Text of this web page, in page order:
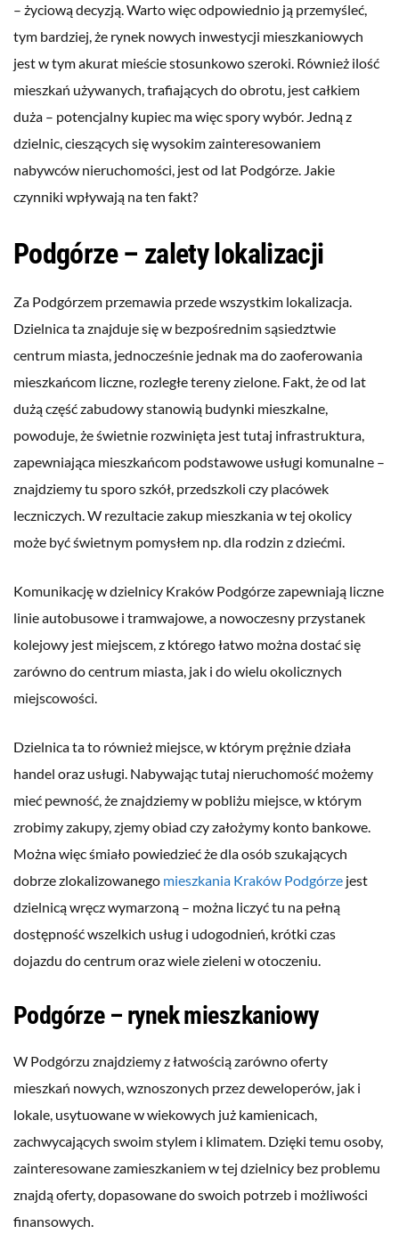
– życiową decyzją. Warto więc odpowiednio ją przemyśleć,
tym bardziej, że rynek nowych inwestycji mieszkaniowych
jest w tym akurat mieście stosunkowo szeroki. Również ilość
mieszkań używanych, trafiających do obrotu, jest całkiem
duża – potencjalny kupiec ma więc spory wybór. Jedną z
dzielnic, cieszących się wysokim zainteresowaniem
nabywców nieruchomości, jest od lat Podgórze. Jakie
czynniki wpływają na ten fakt?
Podgórze – zalety lokalizacji
Za Podgórzem przemawia przede wszystkim lokalizacja.
Dzielnica ta znajduje się w bezpośrednim sąsiedztwie
centrum miasta, jednocześnie jednak ma do zaoferowania
mieszkańcom liczne, rozległe tereny zielone. Fakt, że od lat
dużą część zabudowy stanowią budynki mieszkalne,
powoduje, że świetnie rozwinięta jest tutaj infrastruktura,
zapewniająca mieszkańcom podstawowe usługi komunalne –
znajdziemy tu sporo szkół, przedszkoli czy placówek
leczniczych. W rezultacie zakup mieszkania w tej okolicy
może być świetnym pomysłem np. dla rodzin z dziećmi.
Komunikację w dzielnicy Kraków Podgórze zapewniają liczne
linie autobusowe i tramwajowe, a nowoczesny przystanek
kolejowy jest miejscem, z którego łatwo można dostać się
zarówno do centrum miasta, jak i do wielu okolicznych
miejscowości.
Dzielnica ta to również miejsce, w którym prężnie działa
handel oraz usługi. Nabywając tutaj nieruchomość możemy
mieć pewność, że znajdziemy w pobliżu miejsce, w którym
zrobimy zakupy, zjemy obiad czy założymy konto bankowe.
Można więc śmiało powiedzieć że dla osób szukających
dobrze zlokalizowanego mieszkania Kraków Podgórze jest
dzielnicą wręcz wymarzoną – można liczyć tu na pełną
dostępność wszelkich usług i udogodnień, krótki czas
dojazdu do centrum oraz wiele zieleni w otoczeniu.
Podgórze – rynek mieszkaniowy
W Podgórzu znajdziemy z łatwością zarówno oferty
mieszkań nowych, wznoszonych przez deweloperów, jak i
lokale, usytuowane w wiekowych już kamienicach,
zachwycających swoim stylem i klimatem. Dzięki temu osoby,
zainteresowane zamieszkaniem w tej dzielnicy bez problemu
znajdą oferty, dopasowane do swoich potrzeb i możliwości
finansowych.